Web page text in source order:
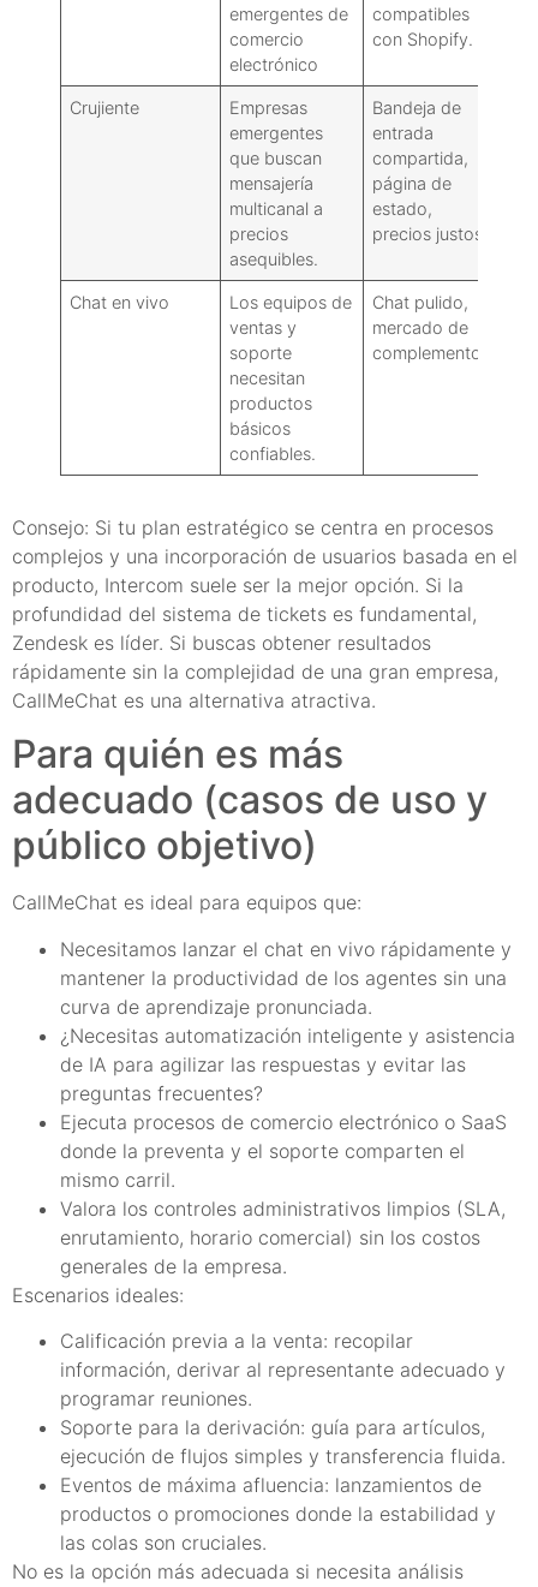
emergentes de
comercio
electrónico
compatibles
con Shopify.
Crujiente
Empresas
emergentes
que buscan
mensajería
multicanal a
precios
asequibles.
Bandeja de
entrada
compartida,
página de
estado,
precios justos.
Chat en vivo
Los equipos de
ventas y
soporte
necesitan
productos
básicos
confiables.
Chat pulido,
mercado de
complementos
Consejo: Si tu plan estratégico se centra en procesos
complejos y una incorporación de usuarios basada en el
producto, Intercom suele ser la mejor opción. Si la
profundidad del sistema de tickets es fundamental,
Zendesk es líder. Si buscas obtener resultados
rápidamente sin la complejidad de una gran empresa,
CallMeChat es una alternativa atractiva.
Para quién es más
adecuado (casos de uso y
público objetivo)
CallMeChat es ideal para equipos que:
Necesitamos lanzar el chat en vivo rápidamente y
mantener la productividad de los agentes sin una
curva de aprendizaje pronunciada.
¿Necesitas automatización inteligente y asistencia
de IA para agilizar las respuestas y evitar las
preguntas frecuentes?
Ejecuta procesos de comercio electrónico o SaaS
donde la preventa y el soporte comparten el
mismo carril.
Valora los controles administrativos limpios (SLA,
enrutamiento, horario comercial) sin los costos
generales de la empresa.
Escenarios ideales:
Calificación previa a la venta: recopilar
información, derivar al representante adecuado y
programar reuniones.
Soporte para la derivación: guía para artículos,
ejecución de flujos simples y transferencia fluida.
Eventos de máxima afluencia: lanzamientos de
productos o promociones donde la estabilidad y
las colas son cruciales.
No es la opción más adecuada si necesita análisis